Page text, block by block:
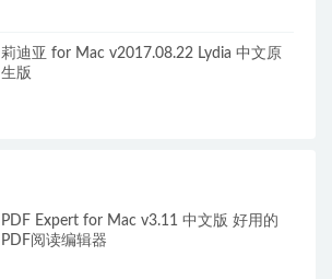
莉迪亚 for Mac v2017.08.22 Lydia 中文原
生版
PDF Expert for Mac v3.11 中文版 好用的
PDF阅读编辑器